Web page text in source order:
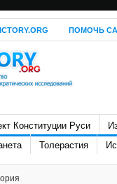
ПОМОЧЬ
Конституции Руси
Толерастия